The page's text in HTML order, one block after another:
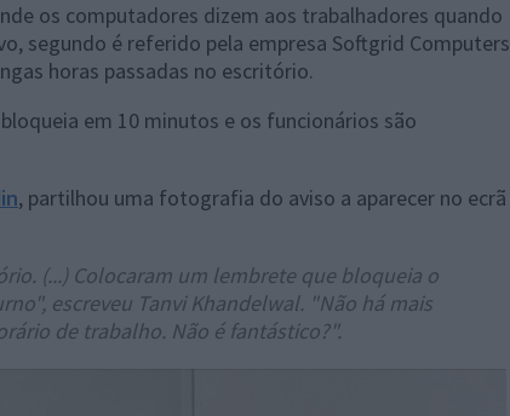
os computadores dizem aos trabalhadores quando
segundo é referido pela empresa Softgrid Computers
horas passadas no escritório.
em 10 minutos e os funcionários são
, partilhou uma fotografia do aviso a aparecer no ecrã
(...) Colocaram um lembrete que bloqueia o
escreveu Tanvi Khandelwal. "Não há mais
de trabalho. Não é fantástico?".